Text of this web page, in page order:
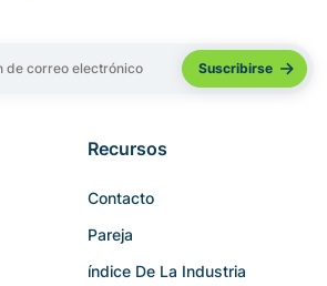
Recursos
Contacto
Pareja
índice De La Industria